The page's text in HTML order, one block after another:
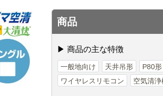
商品
▶ 商品の主な特徴
一般地向け 天井吊形 P80
ワイヤレスリモコン
空気清